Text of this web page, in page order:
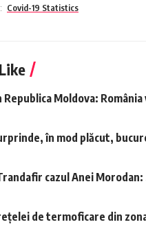
Covid-19 Statistics
Republica Moldova:
în mod plăcut,
cazul Anei
de termoficare din